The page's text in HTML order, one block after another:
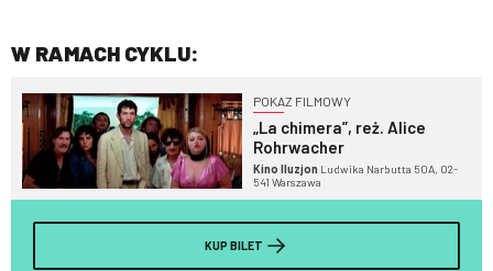
W RAMACH CYKLU:
POKAZ FILMOWY
„La chimera”, reż. Alice
Rohrwacher
Kino Iluzjon Ludwika Narbutta 50A, 02-
541 Warszawa
KUP BILET